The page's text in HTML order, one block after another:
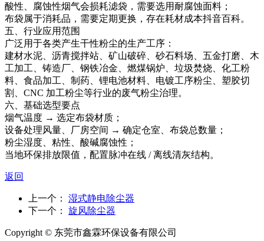
酸性、腐蚀性烟气会损耗滤袋，需要选用耐腐蚀面料；
布袋属于消耗品，需要定期更换，存在耗材成本抖音百科。
五、行业应用范围
广泛用于各类产生干性粉尘的生产工序：
建材水泥、沥青搅拌站、矿山破碎、砂石料场、五金打磨、木
工加工、铸造厂、钢铁冶金、燃煤锅炉、垃圾焚烧、化工粉
料、食品加工、制药、锂电池材料、电镀工序粉尘、塑胶切
割、CNC 加工粉尘等行业的废气粉尘治理。
六、基础选型要点
烟气温度 → 选定布袋材质；
设备处理风量、厂房空间 → 确定仓室、布袋总数量；
粉尘湿度、粘性、酸碱腐蚀性；
当地环保排放限值，配置脉冲在线 / 离线清灰结构。
返回
上一个： 湿式静电除尘器
下一个： 旋风除尘器
Copyright © 东莞市鑫霖环保设备有限公司